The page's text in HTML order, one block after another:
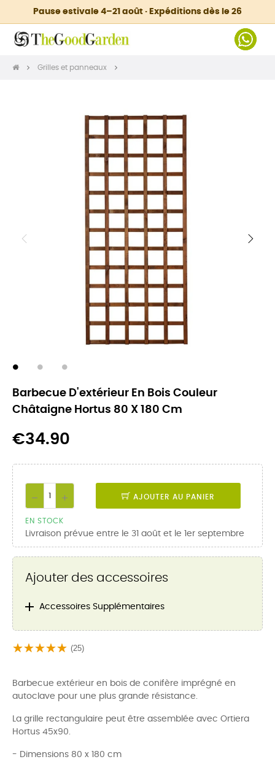
Pause estivale 4–21 août · Expéditions dès le 26
Grilles et panneaux
Barbecue D'extérieur En Bois Couleur
Châtaigne Hortus 80 X 180 Cm
€34.90
AJOUTER AU PANIER
EN STOCK
Livraison prévue entre le 31 août et le 1er septembre
Ajouter des accessoires
 Accessoires Supplémentaires
(25)
Barbecue extérieur en bois de conifère imprégné en
autoclave pour une plus grande résistance.
La grille rectangulaire peut être assemblée avec Ortiera
Hortus 45x90.
- Dimensions 80 x 180 cm